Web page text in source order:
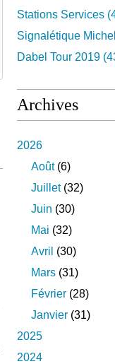
Stations Services
Signalétique
Dabel Tour 2019
Archives
2026
Août(6)
Juillet(32)
Juin (30)
Mai (32)
Avril (30)
Mars (31)
Février (28)
Janvier (31)
2025
2024